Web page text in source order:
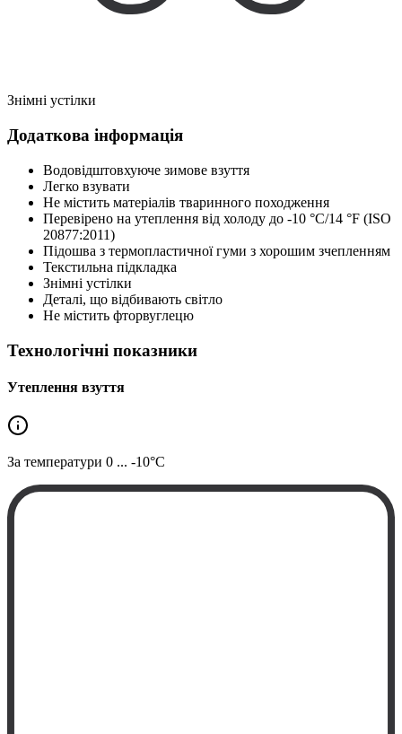
Знімні устілки
Додаткова інформація
Водовідштовхуюче зимове взуття
Легко взувати
Не містить матеріалів тваринного походження
Перевірено на утеплення від холоду до -10 °C/14 °F (ISO
20877:2011)
Підошва з термопластичної гуми з хорошим зчепленням
Текстильна підкладка
Знімні устілки
Деталі, що відбивають світло
Не містить фторвуглецю
Технологічні показники
Утеплення взуття
За температури 0 ... -10°C